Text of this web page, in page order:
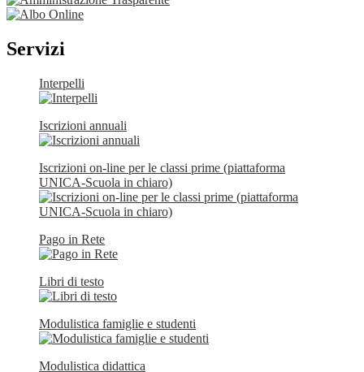
Servizi
Interpelli
Iscrizioni annuali
Iscrizioni on-line per le classi prime (piattaforma
UNICA-Scuola in chiaro)
Pago in Rete
Libri di testo
Modulistica famiglie e studenti
Modulistica didattica